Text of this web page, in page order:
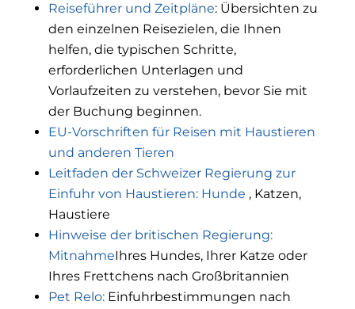
Reiseführer und Zeitpläne: Übersichten zu
den einzelnen Reisezielen, die Ihnen
helfen, die typischen Schritte,
erforderlichen Unterlagen und
Vorlaufzeiten zu verstehen, bevor Sie mit
der Buchung beginnen.
EU-Vorschriften für Reisen mit Haustieren
und anderen Tieren
Leitfaden der Schweizer Regierung zur
Einfuhr von Haustieren: Hunde , Katzen,
Haustiere
Hinweise der britischen Regierung:
MitnahmeIhres Hundes, Ihrer Katze oder
Ihres Frettchens nach Großbritannien
Pet Relo:Einfuhrbestimmungen nach